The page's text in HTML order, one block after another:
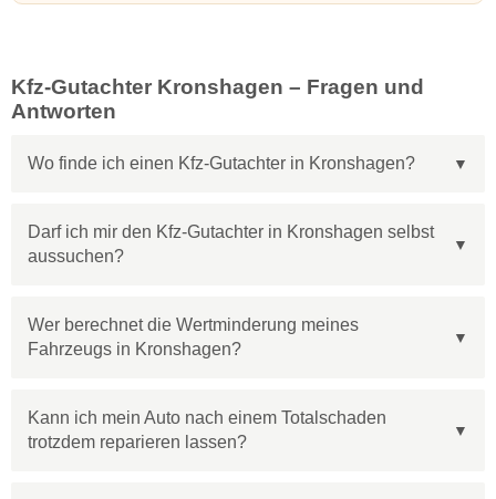
Kfz-Gutachter Kronshagen – Fragen und
Antworten
Wo finde ich einen Kfz-Gutachter in Kronshagen?
Darf ich mir den Kfz-Gutachter in Kronshagen selbst
aussuchen?
Wer berechnet die Wertminderung meines
Fahrzeugs in Kronshagen?
Kann ich mein Auto nach einem Totalschaden
trotzdem reparieren lassen?